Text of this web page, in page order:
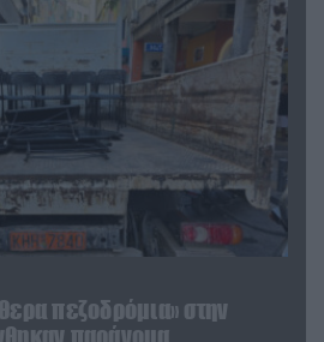
πεζοδρόμια» στην
παράνομα